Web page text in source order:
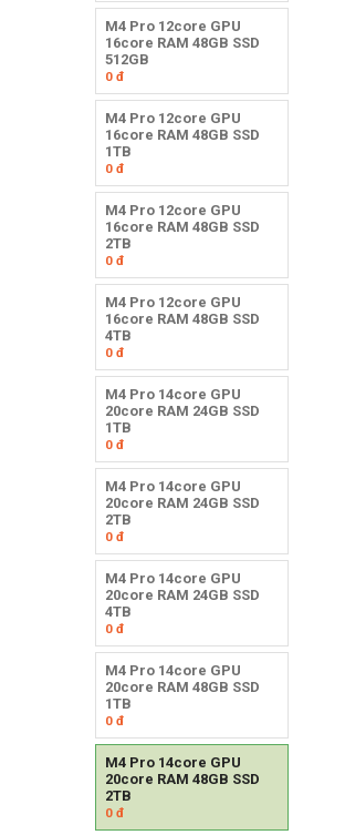
M4 Pro 12core GPU
16core RAM 48GB SSD
512GB
0đ
M4 Pro 12core GPU
16core RAM 48GB SSD
1TB
0đ
M4 Pro 12core GPU
16core RAM 48GB SSD
2TB
0đ
M4 Pro 12core GPU
16core RAM 48GB SSD
4TB
0đ
M4 Pro 14core GPU
20core RAM 24GB SSD
1TB
0đ
M4 Pro 14core GPU
20core RAM 24GB SSD
2TB
0đ
M4 Pro 14core GPU
20core RAM 24GB SSD
4TB
0đ
M4 Pro 14core GPU
20core RAM 48GB SSD
1TB
0đ
M4 Pro 14core GPU
20core RAM 48GB SSD
2TB
0đ